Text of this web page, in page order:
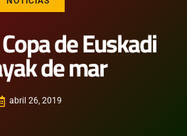
de Euskadi
de mar
abril 26, 2019